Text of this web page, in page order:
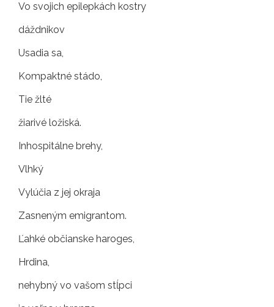
Vo svojich epilepkách kostry
dáždnikov
Usadia sa,
Kompaktné stádo,
Tie žlté
žiarivé ložiská.
Inhospitálne brehy,
Vlhký
Vylúčia z jej okraja
Zasneným emigrantom.
Ľahké občianske haroges,
Hrdina,
nehybný vo vašom stĺpci